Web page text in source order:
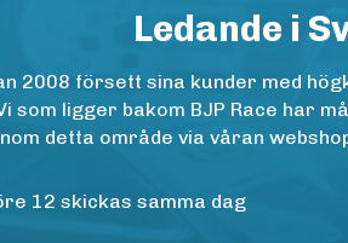
Ledande i
2008 försett sina kunder med
som ligger bakom BJP Race har
detta område via våran
12 skickas samma dag